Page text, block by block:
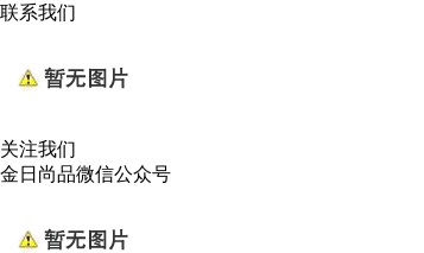
联系我们
关注我们
金日尚品微信公众号